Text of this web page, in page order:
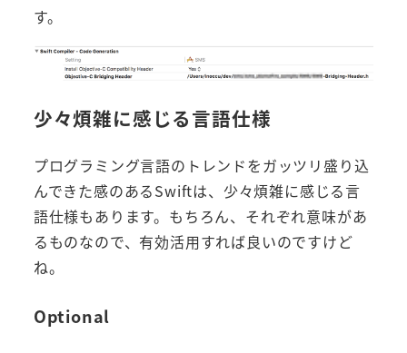
す。
少々煩雑に感じる言語仕様
プログラミング言語のトレンドをガッツリ盛り込
んできた感のあるSwiftは、少々煩雑に感じる言
語仕様もあります。もちろん、それぞれ意味があ
るものなので、有効活用すれば良いのですけど
ね。
Optional